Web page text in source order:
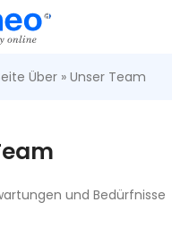
Über » Unser Team
und Bedürfnisse